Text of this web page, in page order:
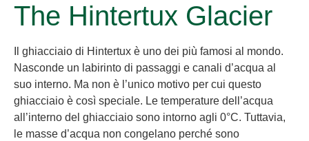
The Hintertux Glacier
Il ghiacciaio di Hintertux è uno dei più famosi al mondo.
Nasconde un labirinto di passaggi e canali d’acqua al
suo interno. Ma non è l’unico motivo per cui questo
ghiacciaio è così speciale. Le temperature dell’acqua
all’interno del ghiacciaio sono intorno agli 0°C. Tuttavia,
le masse d’acqua non congelano perché sono